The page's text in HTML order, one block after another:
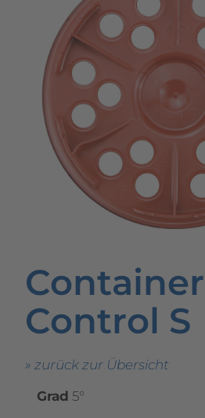
Container
Control S
» zurück zur Übersicht
Grad 5°